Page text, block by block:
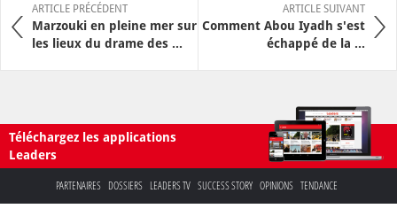
ARTICLE PRÉCÉDENT
Marzouki en pleine mer sur
les lieux du drame des ...
ARTICLE SUIVANT
Comment Abou Iyadh s'est
échappé de la ...
Téléchargez les applications
Leaders
PARTENAIRES DOSSIERS LEADERS TV SUCCESS STORY OPINIONS TENDANCE